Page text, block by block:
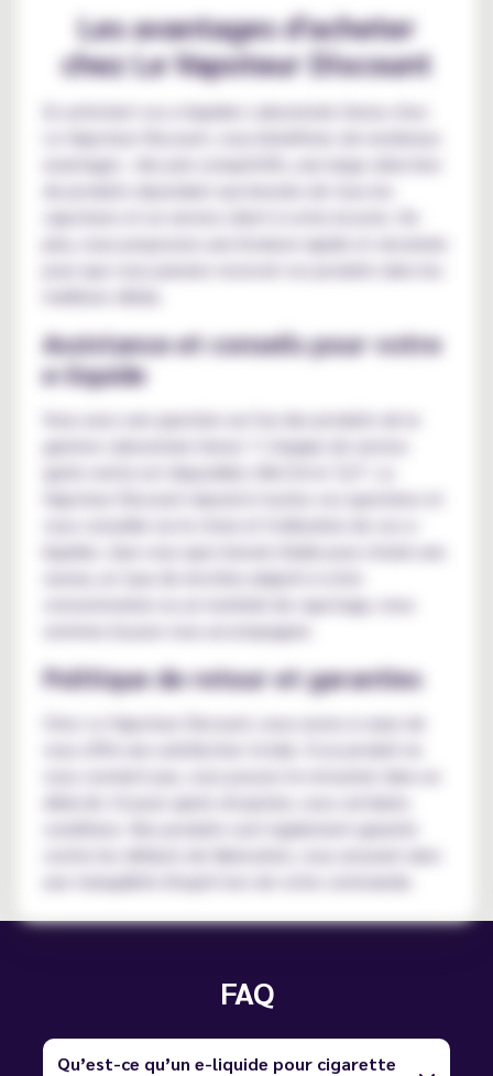
Les avantages d'acheter
chez Le Vapoteur Discount
En achetant vos e-liquides Laboratoire Sense chez
Le Vapoteur Discount, vous bénéficiez de nombreux
avantages : des prix compétitifs, une large sélection
vapoteurs et un service client à votre écoute. De
plus, nous proposons une livraison rapide et sécurisée
Assistance et conseils pour votre
e-liquide
Vous avez une question sur l'un des produits de la
gamme Laboratoire Sense ? L'équipe de service
après-vente est disponible 24h/24 et 7j/7. Le
Vapoteur Discount répond à toutes vos questions et
liquides. Que vous ayez besoin d'aide pour choisir une
saveur, un taux de nicotine adapté à votre
consommation ou un matériel de vapotage, nous
sommes là pour vous accompagner.
Politique de retour et garanties
Chez Le Vapoteur Discount, nous avons à cœur de
délai de 14 jours après réception, sous certaines
conditions. Nos produits sont également garantis
contre les défauts de fabrication, vous assurant ainsi
une tranquillité d'esprit lors de votre commande.
FAQ
Qu’est-ce qu’un e-liquide pour cigarette